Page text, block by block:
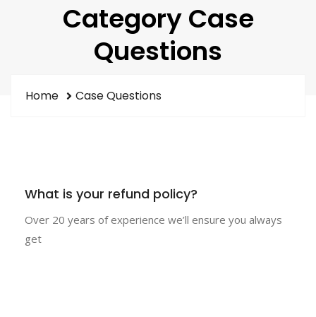
Category Case
Questions
Home Case Questions
What is your refund policy?
Over 20 years of experience we’ll ensure you always
get